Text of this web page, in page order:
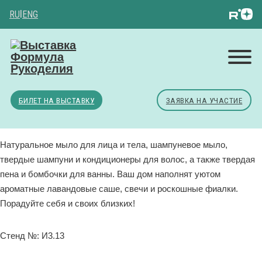
RU|ENG
БИЛЕТ НА ВЫСТАВКУ ЗАЯВКА НА УЧАСТИЕ
Натуральное мыло для лица и тела, шампуневое мыло,
твердые шампуни и кондиционеры для волос, а также твердая
пена и бомбочки для ванны. Ваш дом наполнят уютом
ароматные лавандовые саше, свечи и роскошные фиалки.
Порадуйте себя и своих близких!
Стенд №: И3.13